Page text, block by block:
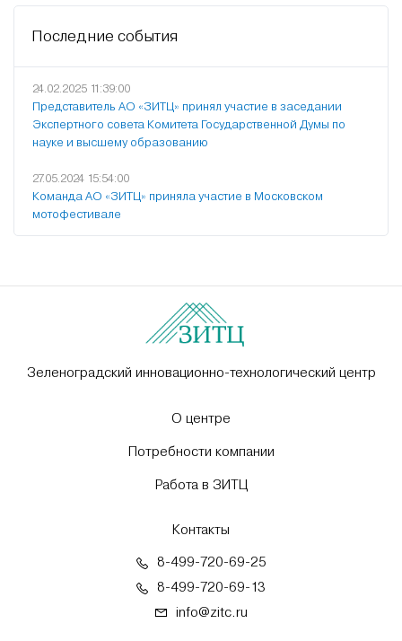
Последние события
24.02.2025 11:39:00
Представитель АО «ЗИТЦ» принял участие в заседании
Экспертного совета Комитета Государственной Думы по
науке и высшему образованию
27.05.2024 15:54:00
Команда АО «ЗИТЦ» приняла участие в Московском
мотофестивале
Зеленоградский инновационно-технологический центр
О центре
Потребности компании
Работа в ЗИТЦ
Контакты
8-499-720-69-25
8-499-720-69-13
info@zitc.ru